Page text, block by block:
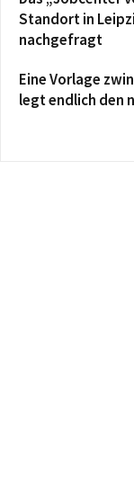
Standort in
nachgefragt
Eine Vorlage
legt endlich den